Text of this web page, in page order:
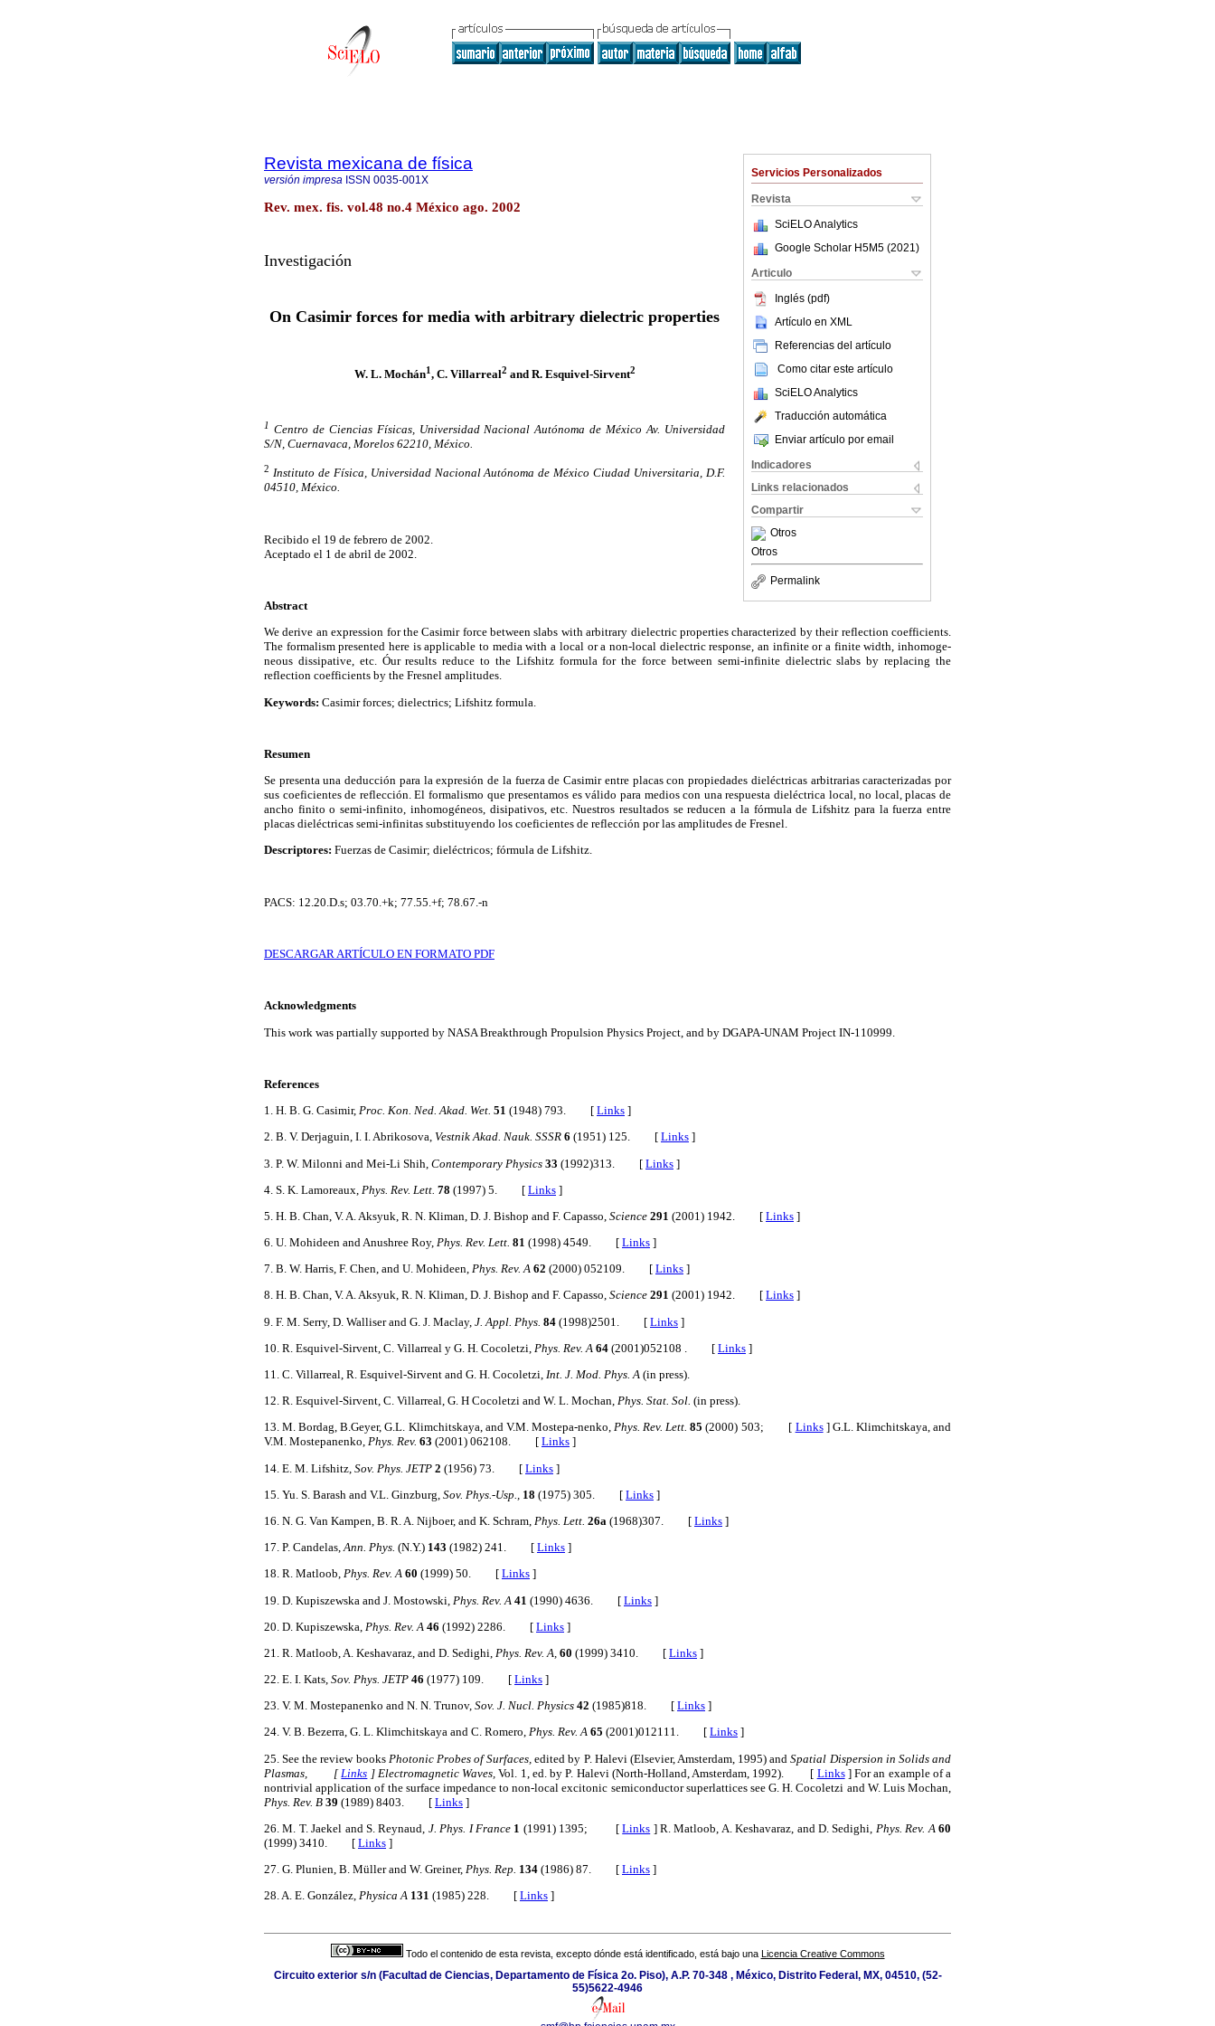
Servicios Personalizados
Revista
SciELO Analytics
Google Scholar H5M5 (2021 )
Articulo
Inglés (pdf)
Artículo en XML
Referencias del artículo
Como citar este artículo
SciELO Analytics
Traducción automática
Enviar artículo por email
Indicadores
Links relacionados
Compartir
Otros
Otros
Permalink
Revista mexicana de física
versión impresa ISSN 0035-001X
Rev. mex. fis. vol.48 no.4 México ago. 2002
Investigación
On Casimir forces for media with arbitrary dielectric properties
W. L. Mochán1, C. Villarreal2 and R. Esquivel-Sirvent2
1 Centro de Ciencias Físicas, Universidad Nacional Autónoma de México Av. Universidad
S/N, Cuernavaca, Morelos 62210, México.
2 Instituto de Física, Universidad Nacional Autónoma de México Ciudad Universitaria, D.F.
04510, México.
Recibido el 19 de febrero de 2002.
Aceptado el 1 de abril de 2002.
Abstract
We derive an expression for the Casimir force between slabs with arbitrary dielectric properties characterized by their reflection coefficients.
The formalism presented here is applicable to media with a local or a non-local dielectric response, an infinite or a finite width, inhomoge-
neous dissipative, etc. Óur results reduce to the Lifshitz formula for the force between semi-infinite dielectric slabs by replacing the
reflection coefficients by the Fresnel amplitudes.
Keywords: Casimir forces; dielectrics; Lifshitz formula.
Resumen
Se presenta una deducción para la expresión de la fuerza de Casimir entre placas con propiedades dieléctricas arbitrarias caracterizadas por
sus coeficientes de reflección. El formalismo que presentamos es válido para medios con una respuesta dieléctrica local, no local, placas de
ancho finito o semi-infinito, inhomogéneos, disipativos, etc. Nuestros resultados se reducen a la fórmula de Lifshitz para la fuerza entre
placas dieléctricas semi-infinitas substituyendo los coeficientes de reflección por las amplitudes de Fresnel.
Descriptores: Fuerzas de Casimir; dieléctricos; fórmula de Lifshitz.
PACS: 12.20.D.s; 03.70.+k; 77.55.+f; 78.67.-n
DESCARGAR ARTÍCULO EN FORMATO PDF
Acknowledgments
This work was partially supported by NASA Breakthrough Propulsion Physics Project, and by DGAPA-UNAM Project IN-110999.
References
1. H. B. G. Casimir, Proc. Kon. Ned. Akad. Wet. 51 (1948) 793. [ Links ]
2. B. V. Derjaguin, I. I. Abrikosova, Vestnik Akad. Nauk. SSSR 6 (1951) 125. [ Links ]
3. P. W. Milonni and Mei-Li Shih, Contemporary Physics 33 (1992)313. [ Links ]
4. S. K. Lamoreaux, Phys. Rev. Lett. 78 (1997) 5. [ Links ]
5. H. B. Chan, V. A. Aksyuk, R. N. Kliman, D. J. Bishop and F. Capasso, Science 291 (2001) 1942. [ Links ]
6. U. Mohideen and Anushree Roy, Phys. Rev. Lett. 81 (1998) 4549. [ Links ]
7. B. W. Harris, F. Chen, and U. Mohideen, Phys. Rev. A 62 (2000) 052109. [ Links ]
8. H. B. Chan, V. A. Aksyuk, R. N. Kliman, D. J. Bishop and F. Capasso, Science 291 (2001) 1942. [ Links ]
9. F. M. Serry, D. Walliser and G. J. Maclay, J. Appl. Phys. 84 (1998)2501. [ Links ]
10. R. Esquivel-Sirvent, C. Villarreal y G. H. Cocoletzi, Phys. Rev. A 64 (2001)052108 . [ Links ]
11. C. Villarreal, R. Esquivel-Sirvent and G. H. Cocoletzi, Int. J. Mod. Phys. A (in press).
12. R. Esquivel-Sirvent, C. Villarreal, G. H Cocoletzi and W. L. Mochan, Phys. Stat. Sol. (in press).
13. M. Bordag, B.Geyer, G.L. Klimchitskaya, and V.M. Mostepa-nenko, Phys. Rev. Lett. 85 (2000) 503; [ Links]G.L. Klimchitskaya, and
V.M. Mostepanenko, Phys. Rev. 63 (2001) 062108. [ Links ]
14. E. M. Lifshitz, Sov. Phys. JETP 2 (1956) 73. [ Links ]
15. Yu. S. Barash and V.L. Ginzburg, Sov. Phys.-Usp., 18 (1975) 305. [ Links ]
16. N. G. Van Kampen, B. R. A. Nijboer, and K. Schram, Phys. Lett. 26a (1968)307. [ Links ]
17. P. Candelas,Ann. Phys. (N.Y.) 143 (1982) 241. [ Links ]
18. R. Matloob, Phys. Rev. A 60 (1999) 50. [ Links ]
19. D. Kupiszewska and J. Mostowski, Phys. Rev. A 41 (1990) 4636. [ Links ]
20. D. Kupiszewska, Phys. Rev. A 46 (1992) 2286. [ Links ]
21. R. Matloob, A. Keshavaraz, and D. Sedighi, Phys. Rev. A, 60 (1999) 3410. [ Links ]
22. E. I. Kats, Sov. Phys. JETP 46 (1977) 109. [ Links ]
23. V. M. Mostepanenko and N. N. Trunov, Sov. J. Nucl. Physics 42 (1985)818. [ Links ]
24. V. B. Bezerra, G. L. Klimchitskaya and C. Romero, Phys. Rev. A 65 (2001)012111. [ Links ]
25. See the review books Photonic Probes of Surfaces, edited by P. Halevi (Elsevier, Amsterdam, 1995) andSpatial Dispersion in Solids and
Plasmas, [ Links ]Electromagnetic Waves, Vol. 1, ed. by P. Halevi (North-Holland, Amsterdam, 1992). [ Links]For an example of a
nontrivial application of the surface impedance to non-local excitonic semiconductor superlattices see G. H. Cocoletzi and W. Luis Mochan,
Phys. Rev. B 39 (1989) 8403. [ Links ]
26. M. T. Jaekel and S. Reynaud, J. Phys. I France 1 (1991) 1395; [Links ]R. Matloob, A. Keshavaraz, and D. Sedighi, Phys. Rev. A 60
(1999) 3410. [ Links ]
27. G. Plunien, B. Müller and W. Greiner, Phys. Rep. 134 (1986) 87. [ Links ]
28. A. E. González, Physica A 131 (1985) 228. [ Links ]
Todo el contenido de esta revista, excepto dónde está identificado, está bajo una Licencia Creative Commons
Circuito exterior s/n (Facultad de Ciencias, Departamento de Física 2o. Piso), A.P. 70-348 , México, Distrito Federal, MX, 04510, (52-
55)5622-4946